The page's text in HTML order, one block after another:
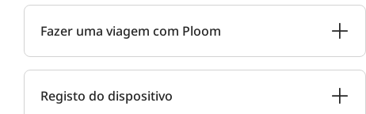
Fazer uma viagem com Ploom
Registo do dispositivo